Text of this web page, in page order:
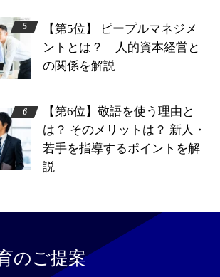
【第5位】 ピープルマネジメ
ントとは？ 人的資本経営と
の関係を解説
【第6位】敬語を使う理由と
は？ そのメリットは？ 新人・
若手を指導するポイントを解
説
のご提案